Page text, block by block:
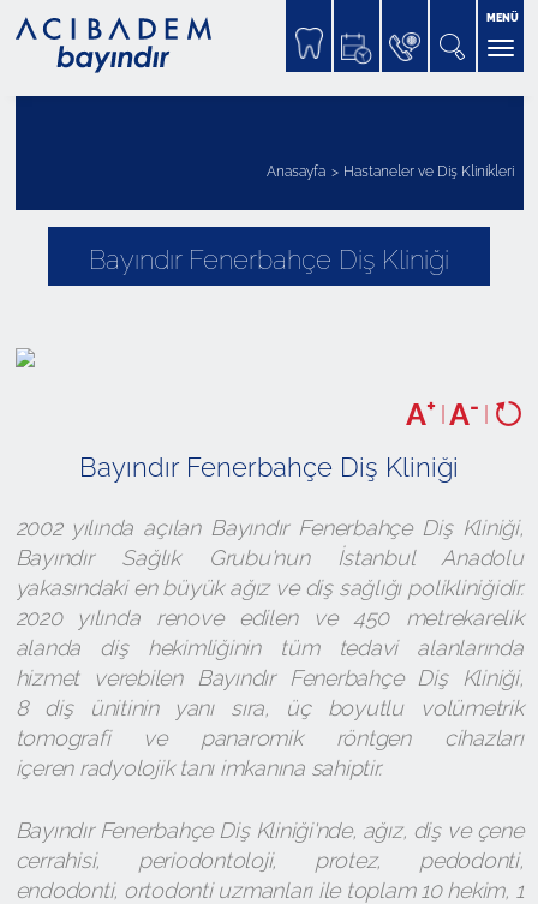
MENÜ
Bayındır Fenerbahçe Diş Kliniği
Anasayfa Hastaneler ve Diş Klinikleri
A+ A-
Bayındır Fenerbahçe Diş Kliniği
2002 yılında açılan Bayındır Fenerbahçe Diş Kliniği,
Bayındır Sağlık Grubu'nun İstanbul Anadolu
yakasındaki en büyük ağız ve diş sağlığı polikliniğidir.
2020 yılında renove edilen ve 450 metrekarelik
alanda diş hekimliğinin tüm tedavi alanlarında
hizmet verebilen Bayındır Fenerbahçe Diş Kliniği,
8 diş ünitinin yanı sıra, üç boyutlu volümetrik
tomografi ve panaromik röntgen cihazları
içeren radyolojik tanı imkanına sahiptir.
Bayındır Fenerbahçe Diş Kliniği'nde, ağız, diş ve çene
cerrahisi, periodontoloji, protez, pedodonti,
endodonti, ortodonti uzmanları ile toplam 10 hekim, 1